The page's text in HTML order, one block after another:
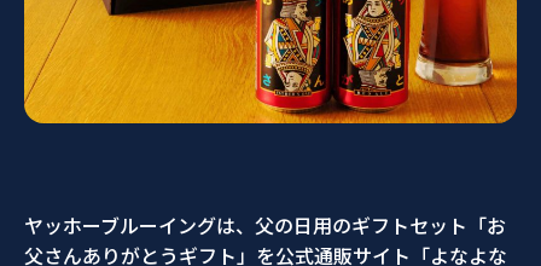
ヤッホーブルーイングは、父の日用のギフトセット「お
父さんありがとうギフト」を公式通販サイト「よなよな